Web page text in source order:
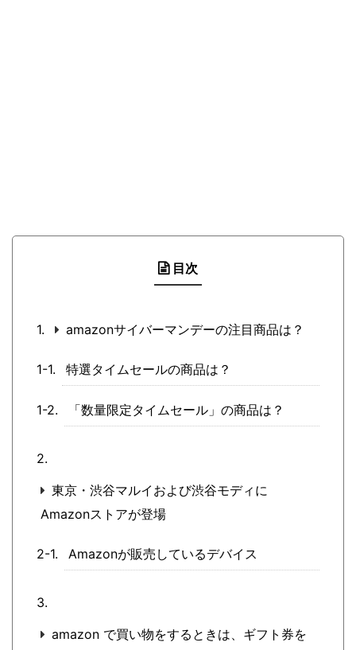
目次
amazonサイバーマンデーの注目商品は？
特選タイムセールの商品は？
「数量限定タイムセール」の商品は？
東京・渋谷マルイおよび渋谷モディに
Amazonストアが登場
Amazonが販売しているデバイス
amazon で買い物をするときは、ギフト券を